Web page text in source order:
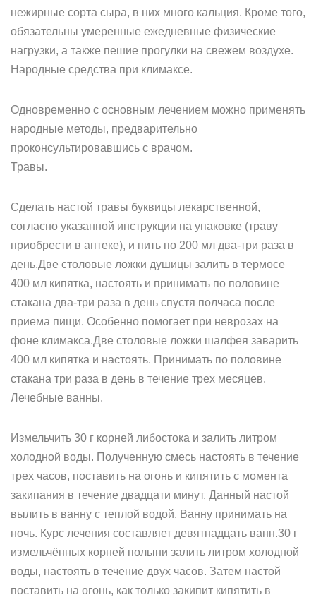
нежирные сорта сыра, в них много кальция. Кроме того,
обязательны умеренные ежедневные физические
нагрузки, а также пешие прогулки на свежем воздухе.
Народные средства при климаксе.
Одновременно с основным лечением можно применять
народные методы, предварительно
проконсультировавшись с врачом.
Травы.
Сделать настой травы буквицы лекарственной,
согласно указанной инструкции на упаковке (траву
приобрести в аптеке), и пить по 200 мл два-три раза в
день.Две столовые ложки душицы залить в термосе
400 мл кипятка, настоять и принимать по половине
стакана два-три раза в день спустя полчаса после
приема пищи. Особенно помогает при неврозах на
фоне климакса.Две столовые ложки шалфея заварить
400 мл кипятка и настоять. Принимать по половине
стакана три раза в день в течение трех месяцев.
Лечебные ванны.
Измельчить 30 г корней либостока и залить литром
холодной воды. Полученную смесь настоять в течение
трех часов, поставить на огонь и кипятить с момента
закипания в течение двадцати минут. Данный настой
вылить в ванну с теплой водой. Ванну принимать на
ночь. Курс лечения составляет девятнадцать ванн.30 г
измельчённых корней полыни залить литром холодной
воды, настоять в течение двух часов. Затем настой
поставить на огонь, как только закипит кипятить в